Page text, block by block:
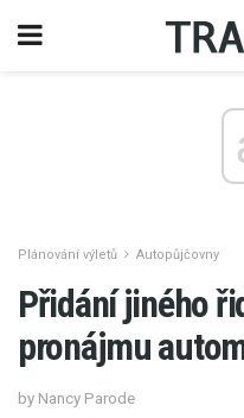
Plánování výletů Autopůjčovny
Přidání jiného
pronájmu
by Nancy Parode